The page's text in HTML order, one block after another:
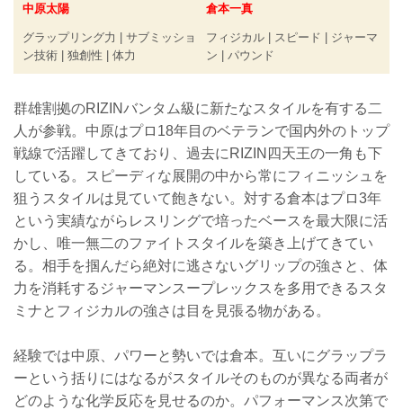
中原太陽
グラップリング力 | サブミッショ
ン技術 | 独創性 | 体力
倉本一真
フィジカル | スピード | ジャーマ
ン | パウンド
群雄割拠のRIZINバンタム級に新たなスタイルを有する二
人が参戦。中原はプロ18年目のベテランで国内外のトップ
戦線で活躍してきており、過去にRIZIN四天王の一角も下
している。スピーディな展開の中から常にフィニッシュを
狙うスタイルは見ていて飽きない。対する倉本はプロ3年
という実績ながらレスリングで培ったベースを最大限に活
かし、唯一無二のファイトスタイルを築き上げてきてい
る。相手を掴んだら絶対に逃さないグリップの強さと、体
力を消耗するジャーマンスープレックスを多用できるスタ
ミナとフィジカルの強さは目を見張る物がある。
経験では中原、パワーと勢いでは倉本。互いにグラップラ
ーという括りにはなるがスタイルそのものが異なる両者が
どのような化学反応を見せるのか。パフォーマンス次第で